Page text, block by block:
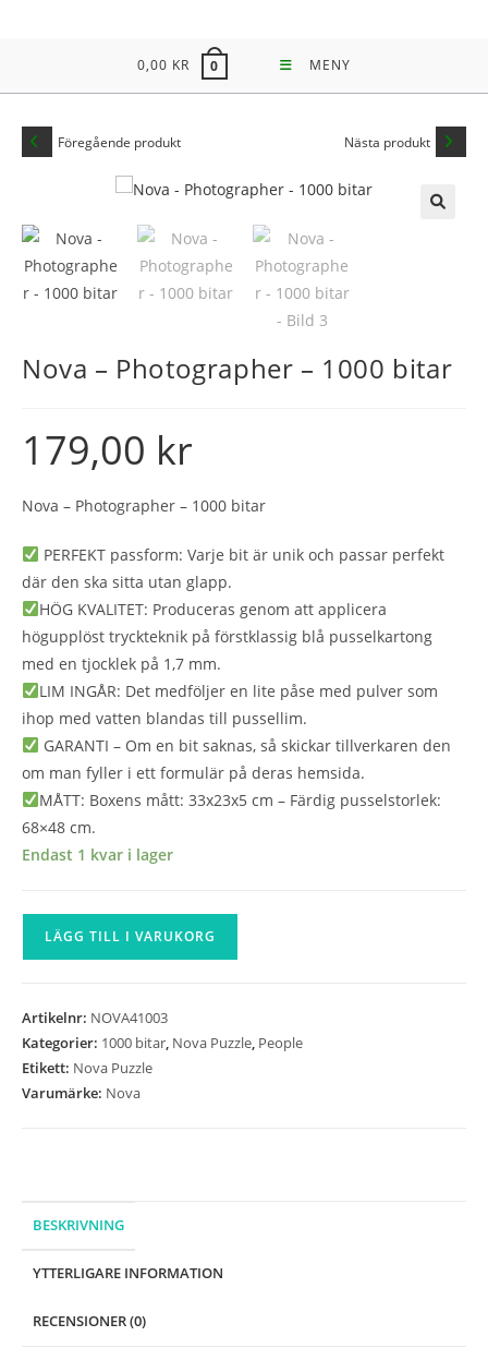
0,00 KR 0 MENY
Föregående produkt Nästa produkt
Nova – Photographer – 1000 bitar
179,00 kr
Nova – Photographer – 1000 bitar
PERFEKT passform: Varje bit är unik och passar perfekt
där den ska sitta utan glapp.
HÖG KVALITET: Produceras genom att applicera
högupplöst tryckteknik på förstklassig blå pusselkartong
med en tjocklek på 1,7 mm.
LIM INGÅR: Det medföljer en lite påse med pulver som
ihop med vatten blandas till pussellim.
GARANTI – Om en bit saknas, så skickar tillverkaren den
om man fyller i ett formulär på deras hemsida.
MÅTT: Boxens mått: 33x23x5 cm – Färdig pusselstorlek:
68×48 cm.
Endast 1 kvar i lager
Nova
1000
bitar
mängd
LÄGG TILL I VARUKORG
Artikelnr: NOVA41003
Kategorier: 1000 bitar, Nova Puzzle, People
Etikett: Nova Puzzle
Varumärke: Nova
BESKRIVNING
YTTERLIGARE INFORMATION
RECENSIONER (0)